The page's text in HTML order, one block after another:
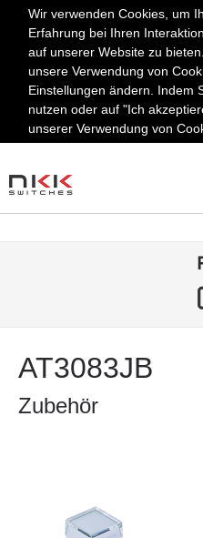
Wir verwenden Cookies, um
Erfahrung bei Ihren
auf unserer Website zu
unsere Verwendung von
Einstellungen ändern. Indem
nutzen oder auf "Ich
unserer Verwendung von
AT3083JB
Zubehör